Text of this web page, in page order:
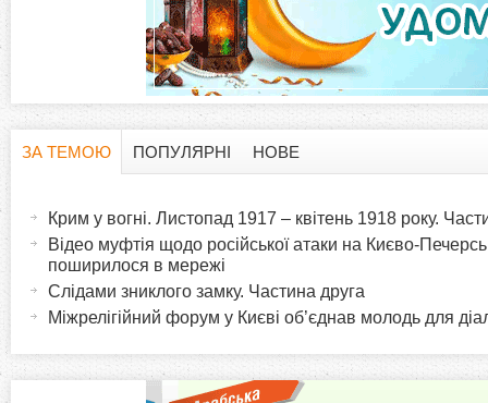
ЗА ТЕМОЮ
а
ПОПУЛЯРНІ НОВЕ
Крим у вогні. Листопад 1917 – квітень 1918 року.
Відео муфтія щодо російської атаки на Києво-
поширилося в мережі
Слідами зниклого замку. Частина друга
Міжрелігійний форум у Києві об’єднав молодь для